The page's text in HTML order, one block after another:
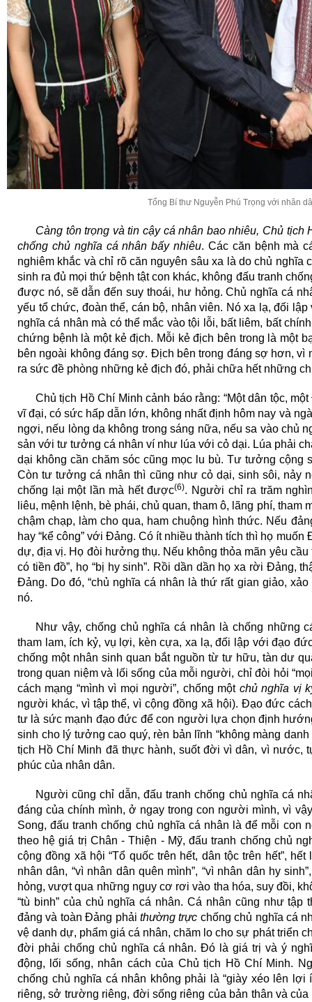
Tổng Bí thư Nguyễn Phú Trọng với nhân
Càng tôn trọng và tin cậy cá nhân bao nhiêu, Chủ tịch
chống chủ nghĩa cá nhân bấy nhiêu. Các căn bệnh mà
nghiêm khắc và chỉ rõ căn nguyên sâu xa là do chủ nghĩa
sinh ra đủ mọi thứ bệnh tật con khác, không đấu tranh
được nó, sẽ dẫn đến suy thoái, hư hỏng. Chủ nghĩa cá
yếu tổ chức, đoàn thể, cán bộ, nhân viên. Nó xa lạ, đối
nghĩa cá nhân mà có thể mắc vào tội lỗi, bất liêm, bất
chứng bệnh là một kẻ địch. Mỗi kẻ địch bên trong là một
bên ngoài không đáng sợ. Địch bên trong đáng sợ hơn, vì
ra sức đề phòng những kẻ địch đó, phải chữa hết những
Chủ tịch Hồ Chí Minh cảnh báo rằng: “Một dân tộc,
vĩ đại, có sức hấp dẫn lớn, không nhất định hôm nay và
ngợi, nếu lòng dạ không trong sáng nữa, nếu sa vào chủ
sản với tư tưởng cá nhân ví như lúa với cỏ dại. Lúa phải
dại không cần chăm sóc cũng mọc lu bù. Tư tưởng cộng
Còn tư tưởng cá nhân thì cũng như cỏ dại, sinh sôi, nảy
chống lại một lần mà hết được(6). Người chỉ ra trăm
liêu, mệnh lệnh, bè phái, chủ quan, tham ô, lãng phí, tham
chậm chạp, làm cho qua, ham chuộng hình thức. Nếu
hay “kể công” với Đảng. Có ít nhiều thành tích thì họ
dự, địa vị. Họ đòi hưởng thụ. Nếu không thỏa mãn yêu
có tiền đồ”, họ “bị hy sinh”. Rồi dần dần họ xa rời Đảng,
Đảng. Do đó, “chủ nghĩa cá nhân là thứ rất gian giảo, xảo
nó.
Như vậy, chống chủ nghĩa cá nhân là chống những
tham lam, ích kỷ, vụ lợi, kèn cựa, xa lạ, đối lập với đạo
chống một nhân sinh quan bắt nguồn từ tư hữu, tàn dư
trong quan niệm và lối sống của mỗi người, chỉ đòi hỏi
cách mạng “mình vì mọi người”, chống một chủ nghĩa vị
người khác, vì tập thể, vì cộng đồng xã hội). Đạo đức
tư là sức mạnh đạo đức để con người lựa chọn định
sinh cho lý tưởng cao quý, rèn bản lĩnh “không màng
tịch Hồ Chí Minh đã thực hành, suốt đời vì dân, vì nước,
phúc của nhân dân.
Người cũng chỉ dẫn, đấu tranh chống chủ nghĩa cá
đáng của chính mình, ở ngay trong con người mình, vì
Song, đấu tranh chống chủ nghĩa cá nhân là để mỗi
theo hệ giá trị Chân - Thiện - Mỹ, đấu tranh chống chủ
cộng đồng xã hội “Tổ quốc trên hết, dân tộc trên hết”,
nhân dân, “vì nhân dân quên mình”, “vì nhân dân hy
hỏng, vượt qua những nguy cơ rơi vào tha hóa, suy đồi,
“tù binh” của chủ nghĩa cá nhân. Cá nhân cũng như
đảng và toàn Đảng phải thường trực chống chủ nghĩa cá
vệ danh dự, phẩm giá cá nhân, chăm lo cho sự phát triển
đời phải chống chủ nghĩa cá nhân. Đó là giá trị và ý
động, lối sống, nhân cách của Chủ tịch Hồ Chí Minh.
chống chủ nghĩa cá nhân không phải là “giày xéo lên
riêng, sở trường riêng, đời sống riêng của bản thân và